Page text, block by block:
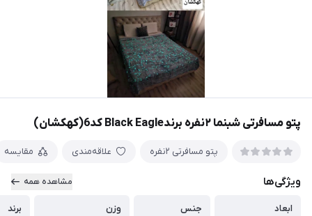
پتو مسافرتی شبنما ۲نفره برندBlack Eagle کد6(کهکشان)
پتو مسافرتی ۲نفره علاقه‌مندی مقایسه
ویژگی‌ها مشاهده همه
ابعاد
جنس
وزن
برند